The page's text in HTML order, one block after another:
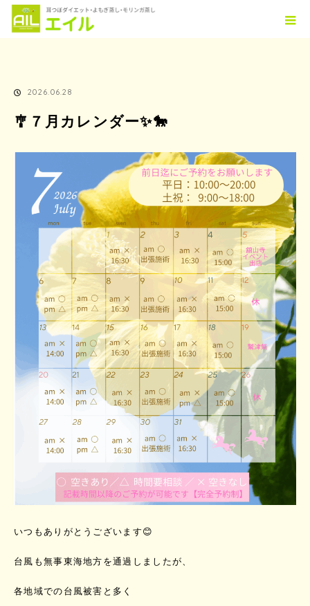
ホーム
TOPICS
🎐７月カレンダー✨🐎
2026.06.28
🎐７月カレンダー✨🐎
いつもありがとうございます😊
台風も無事東海地方を通過しましたが、
各地域での台風被害と多く